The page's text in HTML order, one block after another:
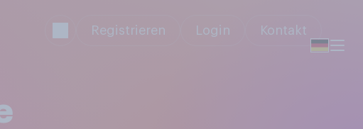
Registrieren Login Kontakt